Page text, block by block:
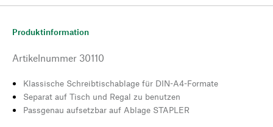
Produktinformation
Artikelnummer 30110
Klassische Schreibtischablage für DIN-A4-Formate
Separat auf Tisch und Regal zu benutzen
Passgenau aufsetzbar auf Ablage STAPLER